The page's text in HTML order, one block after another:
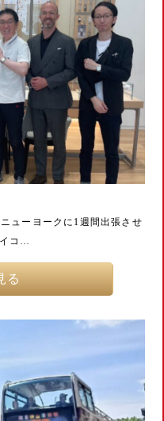
ーヨークに1週間出張させ
コ…
る